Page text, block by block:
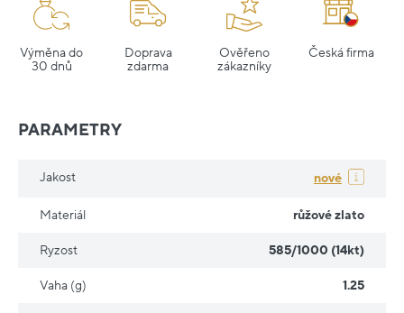
Výměna do
30 dnů
Doprava
zdarma
Ověřeno
zákazníky
Česká firma
PARAMETRY
Jakost nové
Materiál růžové zlato
Ryzost 585/1000 (14kt)
Vaha (g) 1.25